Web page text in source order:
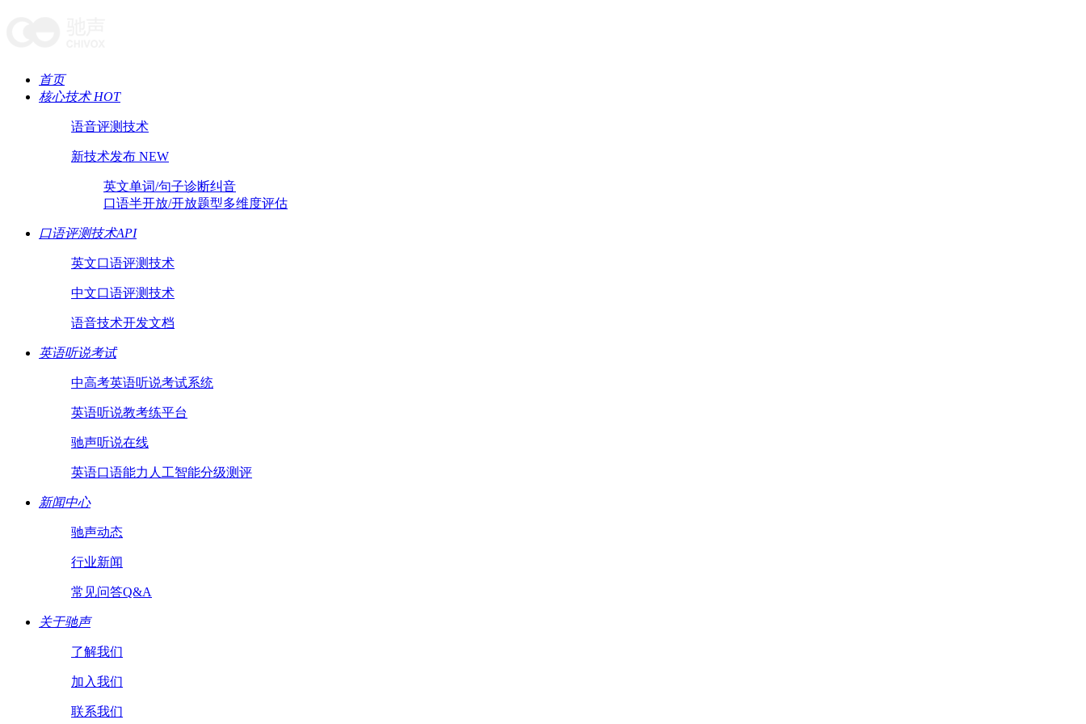
首页
核心技术 HOT
语音评测技术
新技术发布 NEW
英文单词/句子诊断纠音
口语半开放/开放题型多维度评估
口语评测技术API
英文口语评测技术
中文口语评测技术
语音技术开发文档
英语听说考试
中高考英语听说考试系统
英语听说教考练平台
驰声听说在线
英语口语能力人工智能分级测评
新闻中心
驰声动态
行业新闻
常见问答Q&A
关于驰声
了解我们
加入我们
联系我们